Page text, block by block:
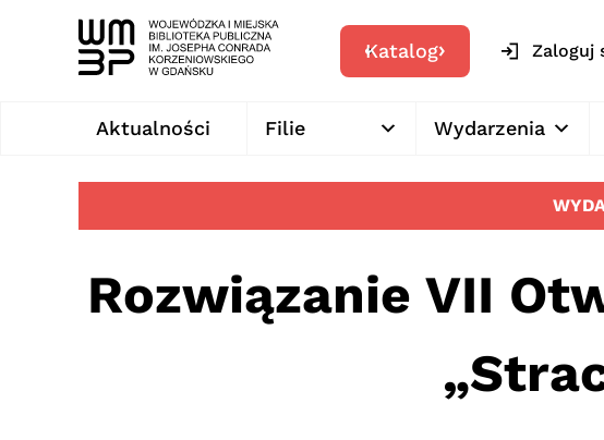
Katalog Zaloguj
Aktualności Filie Wydarzenia
Rozwiązanie VII